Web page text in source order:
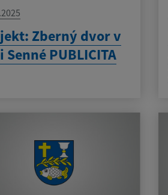
Zberný dvor v
Senné PUBLICITA